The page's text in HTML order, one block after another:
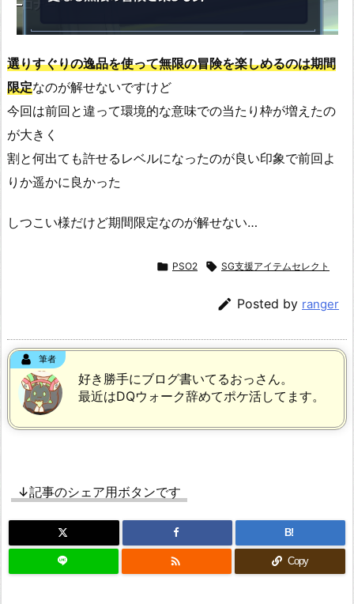
選りすぐりの逸品を使って無限の冒険を楽しめるのは期間
限定なのが解せないですけど
今回は前回と違って環境的な意味での当たり枠が増えたの
が大きく
割と何出ても許せるレベルになったのが良い印象で前回よ
りか遥かに良かった
しつこい様だけど期間限定なのが解せない…
 PSO2  SG支援アイテムセレクト
 Posted by ranger
筆者
好き勝手にブログ書いてるおっさん。
最近はDQウォーク辞めてポケ活してます。
↓記事のシェア用ボタンです
B!
 Copy